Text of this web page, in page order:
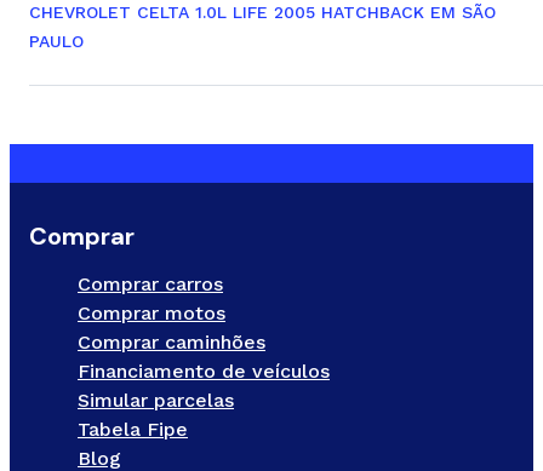
CHEVROLET CELTA 1.0L LIFE 2005 HATCHBACK EM SÃO
PAULO
Comprar
Comprar carros
Comprar motos
Comprar caminhões
Financiamento de veículos
Simular parcelas
Tabela Fipe
Blog